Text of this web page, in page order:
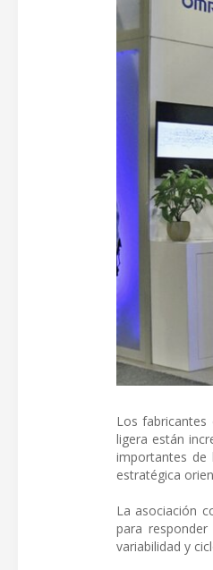
Los
ligera están
importantes de
estratégica
La asociación
para
variabilidad y